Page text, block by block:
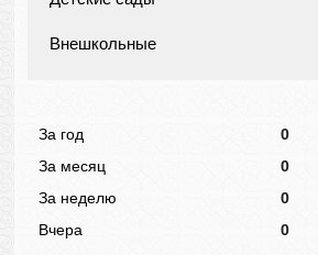
Внешкольные
За год
0
За месяц
0
За неделю
0
Вчера
0